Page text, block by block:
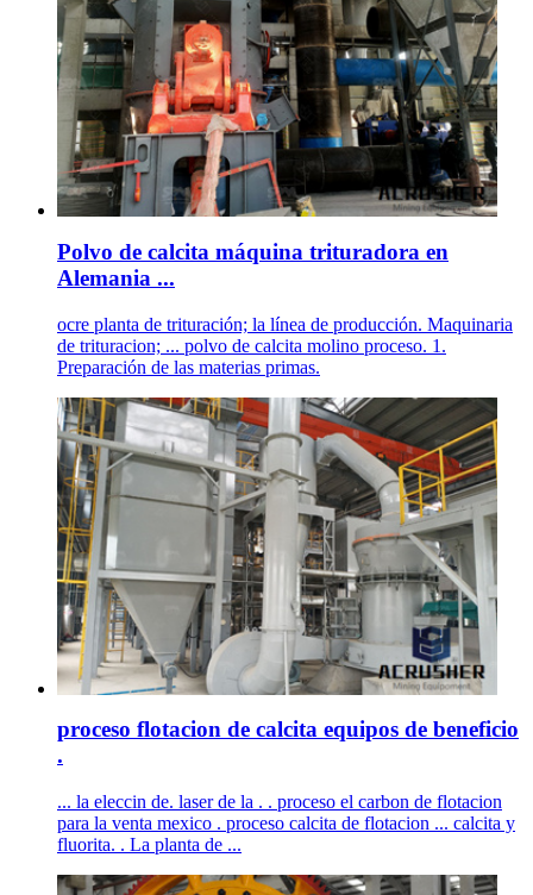
Polvo de calcita máquina trituradora en
Alemania ...
ocre planta de trituración; la línea de producción. Maquinaria
de trituracion; ... polvo de calcita molino proceso. 1.
Preparación de las materias primas.
proceso flotacion de calcita equipos de beneficio
.
... la eleccin de. laser de la . . proceso el carbon de flotacion
para la venta mexico . proceso calcita de flotacion ... calcita y
fluorita. . La planta de ...